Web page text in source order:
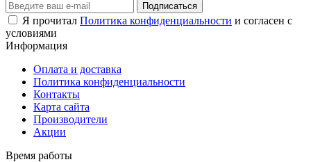
Подписаться
Я прочитал Политика конфиденциальности и согласен с
условиями
Информация
Оплата и доставка
Политика конфиденциальности
Контакты
Карта сайта
Производители
Акции
Время работы